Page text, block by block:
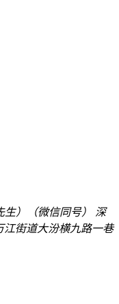
）（微信同号）
深
街道大汾横九路一巷